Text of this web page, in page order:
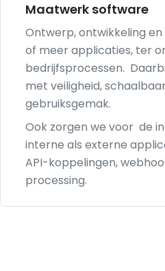
Maatwerk software
Ontwerp, ontwikkeling
of meer applicaties, ter
bedrijfsprocessen.
met veiligheid,
gebruiksgemak.
Ook zorgen we voor de
interne als externe
API-koppelingen,
processing.